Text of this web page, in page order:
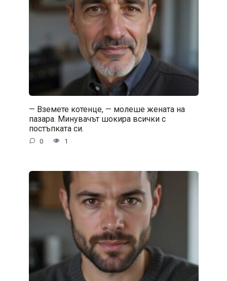
— Вземете котенце, — молеше жената на
пазара. Минувачът шокира всички с
постъпката си.
0 1